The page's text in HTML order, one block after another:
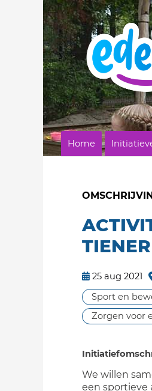
Home
25 aug 2021
Sport en
Zorgen voor
We willen
een sportieve